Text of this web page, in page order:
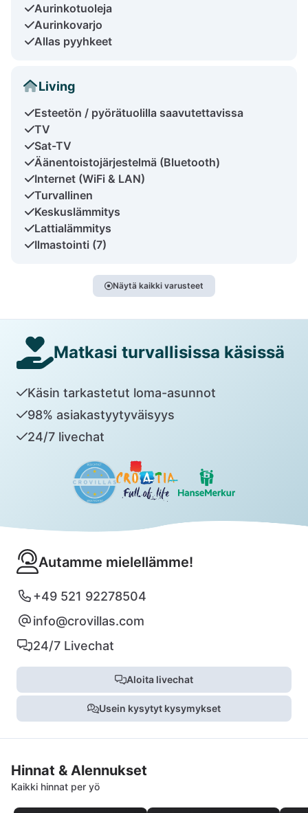
Aurinkotuoleja
Aurinkovarjo
Allas pyyhkeet
Living
Esteetön / pyörätuolilla saavutettavissa
TV
Sat-TV
Äänentoistojärjestelmä (Bluetooth)
Internet (WiFi & LAN)
Turvallinen
Keskuslämmitys
Lattialämmitys
Ilmastointi (7)
Näytä kaikki varusteet
Matkasi turvallisissa käsissä
Käsin tarkastetut loma-asunnot
98% asiakastyytyväisyys
24/7 livechat
Autamme mielellämme!
+49 521 92278504
info@crovillas.com
24/7 Livechat
Aloita livechat
Usein kysytyt kysymykset
Hinnat & Alennukset
Kaikki hinnat per yö